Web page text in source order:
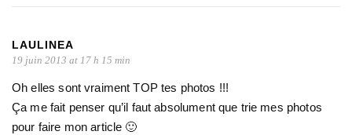
LAULINEA
19 juin 2013 at 17 h 15 min
Oh elles sont vraiment TOP tes photos !!!
Ça me fait penser qu’il faut absolument que trie mes photos
pour faire mon article 🙂